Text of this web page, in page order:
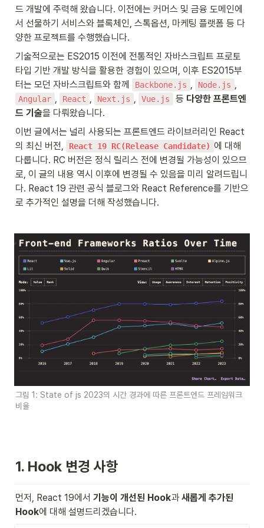
드 개발에 주력해 왔습니다. 이전에는 커머스 및 금융 도메인에
서 선물하기 서비스와 블록체인, 스톡옵션, 마케팅 플랫폼 등 다
양한 프로젝트를 수행했습니다.
기술적으로는 ES2015 이전에 전통적인 자바스크립트 프로토
타입 기반 개발 방식을 활용한 경험이 있으며, 이후 ES2015부
터는 모던 자바스크립트와 함께
Backbone.js , Node.js
Angular , React , Next.js , Vue.js 등 다양한 프론트엔
드 기술을 다뤄왔습니다.
이번 글에서는 널리 사용되는 프론트엔드 라이브러리인 React
의 최신 버전,
React 19 RC(Release Candidate) 에 대해
다룹니다. RC 버전은 정식 릴리스 전에 변경될 가능성이 있으므
로, 이 글의 내용 역시 이후에 변경될 수 있음을 미리 알려드립니
다. React 19 관련 공식 블로그와 React Reference를 기반으
로 추가적인 설명을 더해 작성했습니다.
그림 1: State of js 2023의 시간 경과에 따른 프론트엔드 프레임워크
비율
1. Hook 변경 사항
먼저, React 19에서 기능이 개선된 Hook과 새롭게 추가된
Hook에 대해 설명드리겠습니다.